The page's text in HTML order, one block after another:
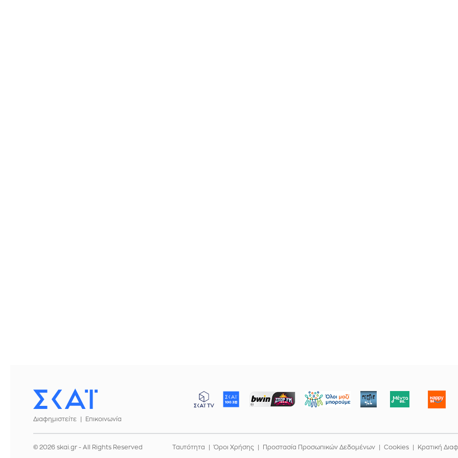
Διαφημιστείτε
Επικοινωνία
© 2026 skai.gr - All Rights Reserved Ταυτότητα Όροι Χρήσης Προστασία Προσωπικών Δεδομένων Cookies Κρατική